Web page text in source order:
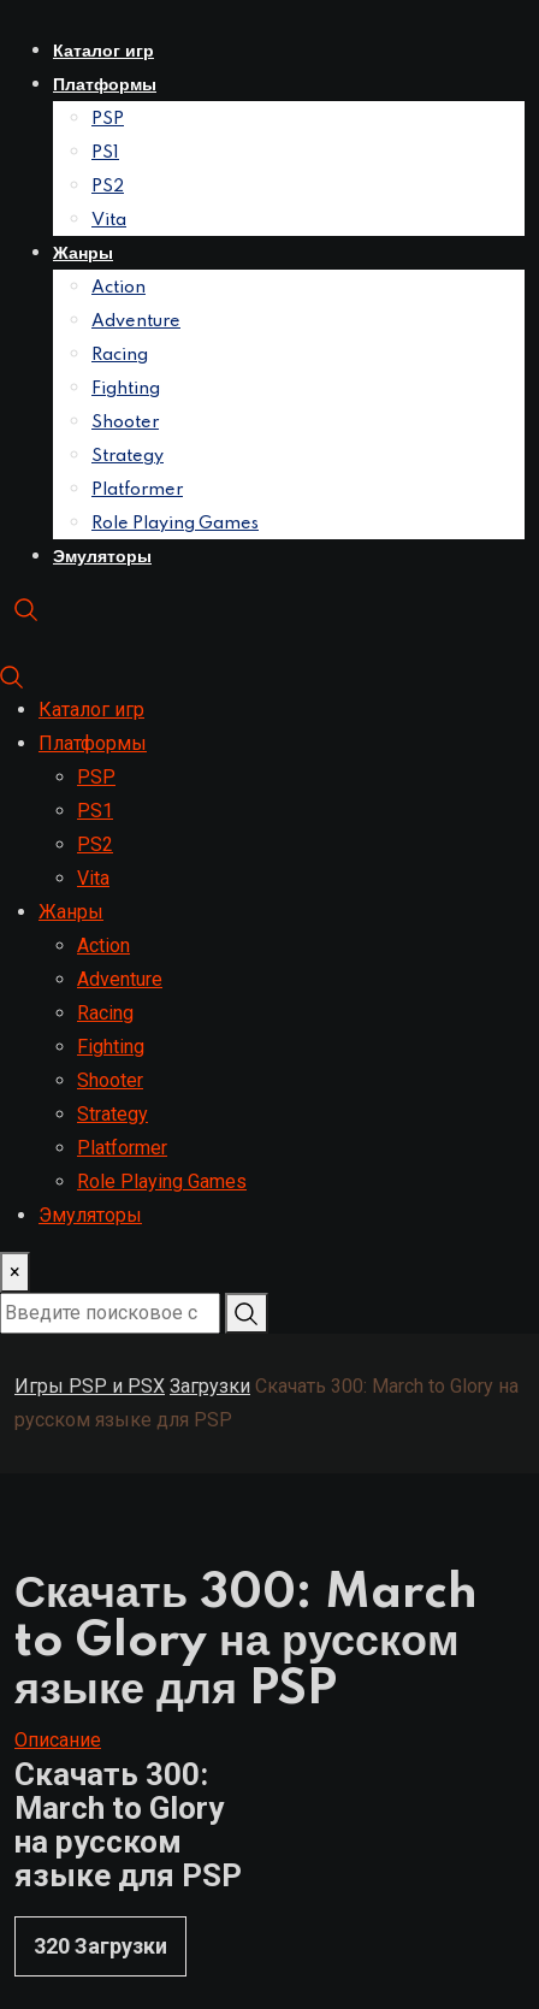
контенту
Каталог игр
Платформы
PSP
PS1
PS2
Vita
Жанры
Action
Adventure
Racing
Fighting
Shooter
Strategy
Platformer
Role Playing Games
Эмуляторы
Каталог игр
Платформы
PSP
PS1
PS2
Vita
Жанры
Action
Adventure
Racing
Fighting
Shooter
Strategy
Platformer
Role Playing Games
Эмуляторы
×
Игры PSP и PSX Загрузки Скачать 300: March to Glory на
русском языке для PSP
Скачать 300: March
to Glory на русском
языке для PSP
Описание
Скачать 300:
March to Glory
на русском
языке для PSP
320Загрузки